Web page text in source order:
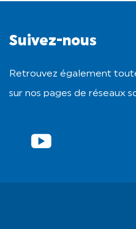
Suivez-nous
Retrouvez également
sur nos pages de réseaux
YouTube